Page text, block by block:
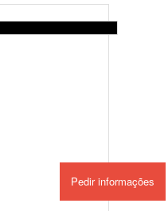
Pedir informações